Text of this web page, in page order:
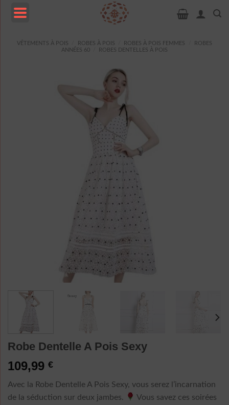
VÊTEMENTS À POIS ROBES À POIS ROBES À POIS FEMMES
ROBES
ANNÉES 60
ROBES DENTELLES À POIS
Robe Dentelle A Pois Sexy
109,99 €
Avec la Robe Dentelle A Pois Sexy, vous serez l’incarnation
de la séduction sur deux jambes.
Vous savez ces soirées